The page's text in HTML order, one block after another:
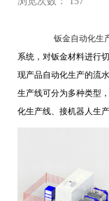
钣金自动化生
系统，对钣金材料进行
现产品自动化生产的流
生产线可分为多种类型
化生产线、接机器人生